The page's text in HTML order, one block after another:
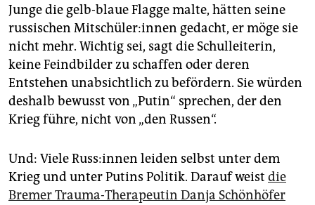
Junge die gelb-blaue Flagge malte, hätten seine
russischen Mit­schü­le­r:in­nen gedacht, er möge sie
nicht mehr. Wichtig sei, sagt die Schulleiterin,
keine Feindbilder zu schaffen oder deren
Entstehen unabsichtlich zu befördern. Sie würden
deshalb bewusst von „Putin“ sprechen, der den
Krieg führe, nicht von „den Russen“.
Und: Viele Rus­s:in­nen leiden selbst unter dem
Krieg und unter Putins Politik. Darauf weist die
Bremer Trauma-Therapeutin Danja Schönhöfer